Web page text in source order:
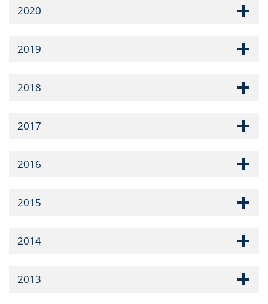
2020
2019
2018
2017
2016
2015
2014
2013